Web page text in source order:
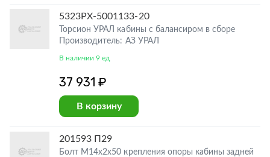
5323РХ-5001133-20
Торсион УРАЛ кабины с балансиром в сборе
Производитель: АЗ УРАЛ
В наличии 9 ед
37 931 ₽
В корзину
201593 П29
Болт М14х2х50 крепления опоры кабины задней